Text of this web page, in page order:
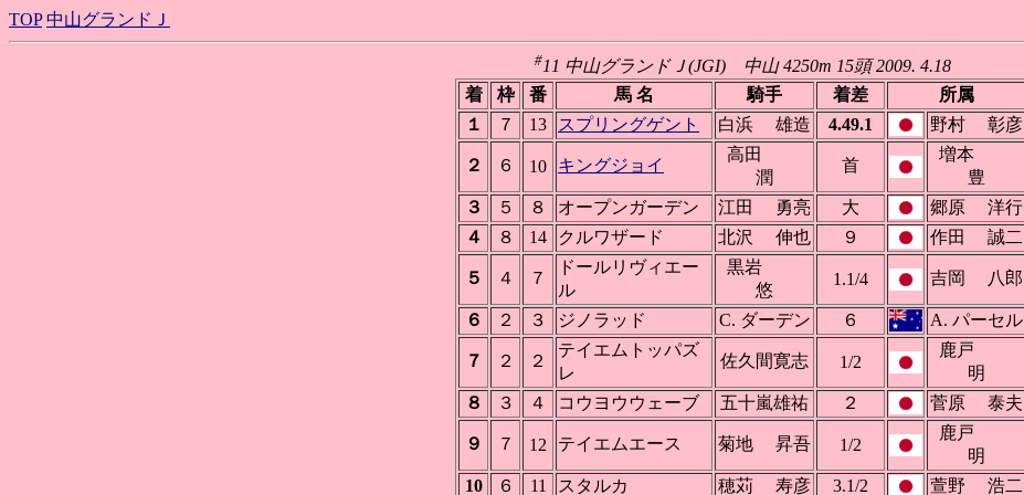
TOP 中山グランドＪ
#11 中山グランドＪ(JGI) 中山 4250m 15頭 2009. 4.18
着
枠 番 馬 名 騎手 着差
所属
１
７ 13 スプリングゲント 白浜 雄造 4.49.1 野村 彰彦
２ ６ 10 キングジョイ
高田
潤
首
増本
豊
３
５ ８ オープンガーデン 江田 勇亮 大
郷原 洋行
４
８ 14 クルワザード 北沢 伸也 ９ 作田 誠二
５ ４ ７
ドールリヴィエー
ル
黒岩
悠
1.1/4 吉岡 八郎
６ ２ ３ ジノラッド C. ダーデン ６ A. パーセル
７ ２ ２
テイエムトッパズ
レ
佐久間寛志 1/2
鹿戸
明
８
３ ４ コウヨウウェーブ 五十嵐雄祐 ２ 菅原 泰夫
９ ７ 12 テイエムエース 菊地 昇吾 1/2
鹿戸
明
10
６ 11 スタルカ 穂苅 寿彦 3.1/2 萱野 浩二